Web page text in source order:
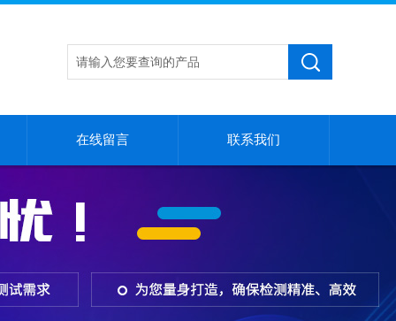
在线留言 联系我们